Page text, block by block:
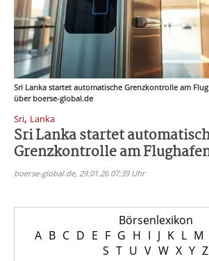
Sri Lanka startet automatische Grenzkontrolle am
über boerse-global.de
Sri, Lanka
Sri Lanka startet
Grenzkontrolle am
boerse-global.de, 29.01.26 07:39 Uhr
Börsenlexikon
A B C D E F G H I J K L M
S T U V W X Y Z